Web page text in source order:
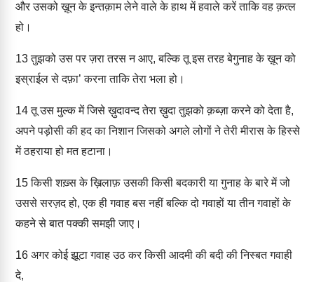
और उसको ख़ून के इन्तक़ाम लेने वाले के हाथ में हवाले करें ताकि वह क़त्ल
हो।
13तुझको उस पर ज़रा तरस न आए, बल्कि तू इस तरह बेगुनाह के ख़ून को
इस्राईल से दफ़ा’ करना ताकि तेरा भला हो।
14तू उस मुल्क में जिसे ख़ुदावन्द तेरा ख़ुदा तुझको क़ब्ज़ा करने को देता है,
अपने पड़ोसी की हद का निशान जिसको अगले लोगों ने तेरी मीरास के हिस्से
में ठहराया हो मत हटाना।
15किसी शख़्स के ख़िलाफ़ उसकी किसी बदकारी या गुनाह के बारे में जो
उससे सरज़द हो, एक ही गवाह बस नहीं बल्कि दो गवाहों या तीन गवाहों के
कहने से बात पक्की समझी जाए।
16 अगर कोई झूटा गवाह उठ कर किसी आदमी की बदी की निस्बत गवाही
दे,